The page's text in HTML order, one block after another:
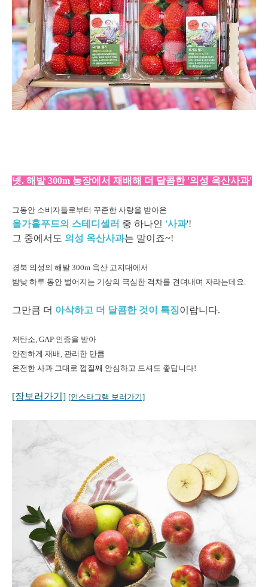
넷. 해발 300m 농장에서 재배해 더 달콤한 '의성 옥산사과'
그동안 소비자들로부터 꾸준한 사랑을 받아온
올가홀푸드의 스테디셀 러 중 하나인 '사과'!
그 중에서도 의성 옥산사과는 말이죠~!
경북 의성의 해발 300m 옥산 고지대에서
밤낮 하루 동안 벌어지는 기상의 극심한 격차를 견뎌내며 자라는데요.
그만큼 더 아삭하고 더 달콤한 것이 특징이랍니다.
저탄소, GAP 인증을 받아
안전하게 재배, 관리한 만큼
온전한 사과 그대로 껍질째 안심하고 드셔도 좋답니다!
[장보러가기] [인스타그램 보러가기]